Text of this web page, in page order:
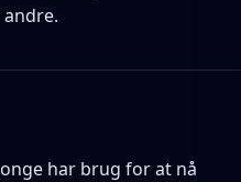
har brug for at nå